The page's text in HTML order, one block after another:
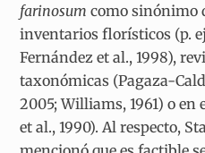
farinosum como sinónimo
inventarios florísticos (p.
Fernández et al., 1998),
taxonómicas (Pagaza-
2005; Williams, 1961) o en
et al., 1990). Al respecto,